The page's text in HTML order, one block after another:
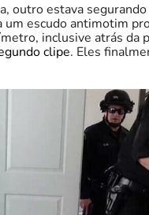
outro estava
escudo antimotim
inclusive atrás da
clipe. Eles